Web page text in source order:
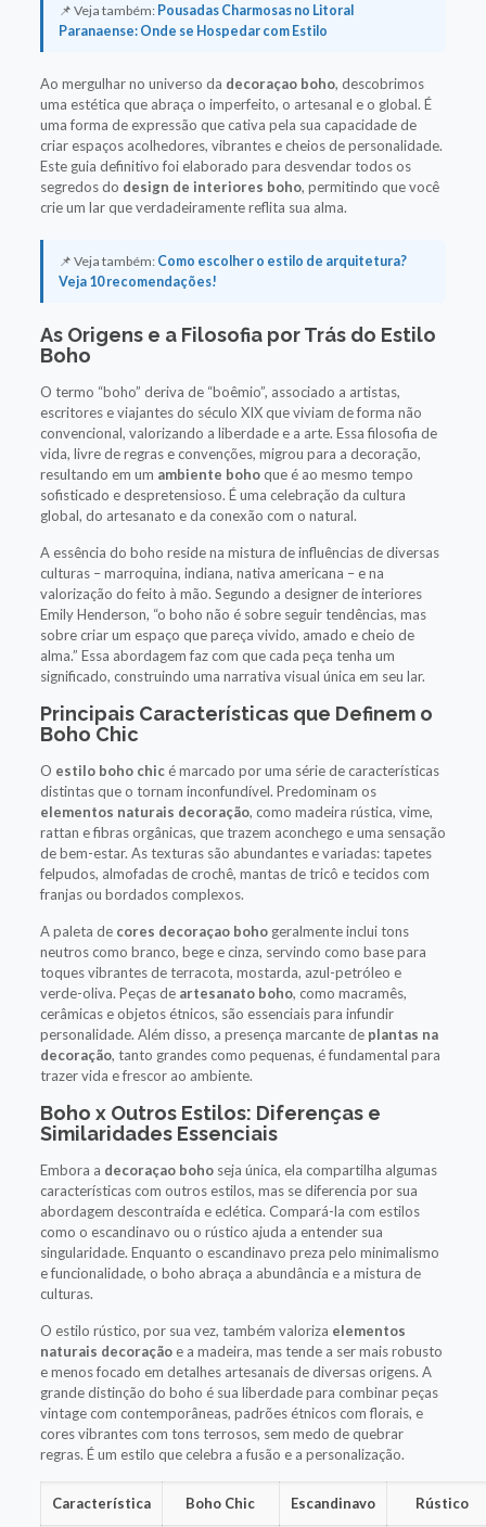
📌 Veja também: Pousadas Charmosas no Litoral
Paranaense: Onde se Hospedar com Estilo
Ao mergulhar no universo da decoraçao boho, descobrimos
uma estética que abraça o imperfeito, o artesanal e o global. É
uma forma de expressão que cativa pela sua capacidade de
criar espaços acolhedores, vibrantes e cheios de personalidade.
Este guia definitivo foi elaborado para desvendar todos os
segredos do design de interiores boho, permitindo que você
crie um lar que verdadeiramente reflita sua alma.
📌 Veja também: Como escolher o estilo de arquitetura?
Veja 10 recomendações!
As Origens e a Filosofia por Trás do Estilo
Boho
O termo “boho” deriva de “boêmio”, associado a artistas,
escritores e viajantes do século XIX que viviam de forma não
convencional, valorizando a liberdade e a arte. Essa filosofia de
vida, livre de regras e convenções, migrou para a decoração,
resultando em um ambiente bohoque é ao mesmo tempo
sofisticado e despretensioso. É uma celebração da cultura
global, do artesanato e da conexão com o natural.
A essência do boho reside na mistura de influências de diversas
culturas – marroquina, indiana, nativa americana – e na
valorização do feito à mão. Segundo a designer de interiores
Emily Henderson, “o boho não é sobre seguir tendências, mas
sobre criar um espaço que pareça vivido, amado e cheio de
alma.” Essa abordagem faz com que cada peça tenha um
significado, construindo uma narrativa visual única em seu lar.
Principais Características que Definem o
Boho Chic
O estilo boho chicé marcado por uma série de características
distintas que o tornam inconfundível. Predominam os
elementos naturais decoração, como madeira rústica, vime,
rattan e fibras orgânicas, que trazem aconchego e uma sensação
de bem-estar. As texturas são abundantes e variadas: tapetes
felpudos, almofadas de crochê, mantas de tricô e tecidos com
franjas ou bordados complexos.
A paleta de cores decoraçao bohogeralmente inclui tons
neutros como branco, bege e cinza, servindo como base para
toques vibrantes de terracota, mostarda, azul-petróleo e
verde-oliva. Peças de artesanato boho, como macramês,
cerâmicas e objetos étnicos, são essenciais para infundir
personalidade. Além disso, a presença marcante de plantas na
decoração, tanto grandes como pequenas, é fundamental para
trazer vida e frescor ao ambiente.
Boho x Outros Estilos: Diferenças e
Similaridades Essenciais
Embora a decoraçao bohoseja única, ela compartilha algumas
características com outros estilos, mas se diferencia por sua
abordagem descontraída e eclética. Compará-la com estilos
como o escandinavo ou o rústico ajuda a entender sua
singularidade. Enquanto o escandinavo preza pelo minimalismo
e funcionalidade, o boho abraça a abundância e a mistura de
culturas.
O estilo rústico, por sua vez, também valoriza elementos
naturais decoraçãoe a madeira, mas tende a ser mais robusto
e menos focado em detalhes artesanais de diversas origens. A
grande distinção do boho é sua liberdade para combinar peças
vintage com contemporâneas, padrões étnicos com florais, e
cores vibrantes com tons terrosos, sem medo de quebrar
regras. É um estilo que celebra a fusão e a personalização.
Característica Boho Chic Escandinavo Rústico